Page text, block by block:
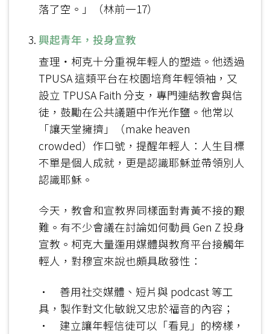
落了空。」（林前一17）
興起青年，投身宣教
查理‧柯克十分重視年輕人的塑造。他透過
TPUSA 這類平台在校園培育年輕領袖，又
設立 TPUSA Faith 分支，專門連結教會與信
徒，鼓勵在公共議題中作光作鹽。他常以
「讓天堂擁擠」（make heaven
crowded）作口號，提醒年輕人：人生目標
不單是個人成就，更是認識耶穌並帶領別人
認識耶穌。
今天，教會和宣教界同樣面對青黃不接的艱
難。有不少會議在討論如何動員 Gen Z 投身
宣教。柯克大量運用媒體與教育平台接觸年
輕人，對穆宣來說也頗具啟發性：
• 善用社交媒體、短片與 podcast 等工
具，製作對文化敏銳又忠於福音的內容；
• 建立讓年輕信徒可以「看見」的榜樣，